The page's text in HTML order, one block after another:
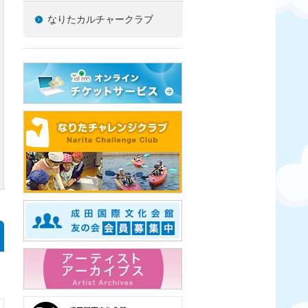
なりたカルチャークラブ